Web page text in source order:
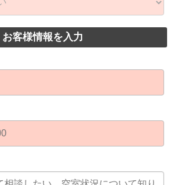
お客様情報を入力